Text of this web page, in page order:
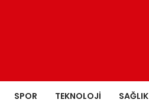
SPOR TEKNOLOJI SAĞLIK